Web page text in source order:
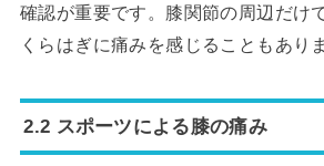
確認が重要です。膝関節の周辺だけ
くらはぎに痛みを感じることもあり
2.2 スポーツによる膝の痛み